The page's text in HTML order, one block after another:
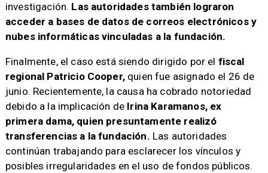
investigación. Las autoridades también lograron
acceder a bases de datos de correos electrónicos y
nubes informáticas vinculadas a la fundación.
Finalmente, el caso está siendo dirigido por el fiscal
regional Patricio Cooper, quien fue asignado el 26 de
junio. Recientemente, la causa ha cobrado notoriedad
debido a la implicación de Irina Karamanos, ex
primera dama, quien presuntamente realizó
transferencias a la fundación. Las autoridades
continúan trabajando para esclarecer los vínculos y
posibles irregularidades en el uso de fondos públicos.